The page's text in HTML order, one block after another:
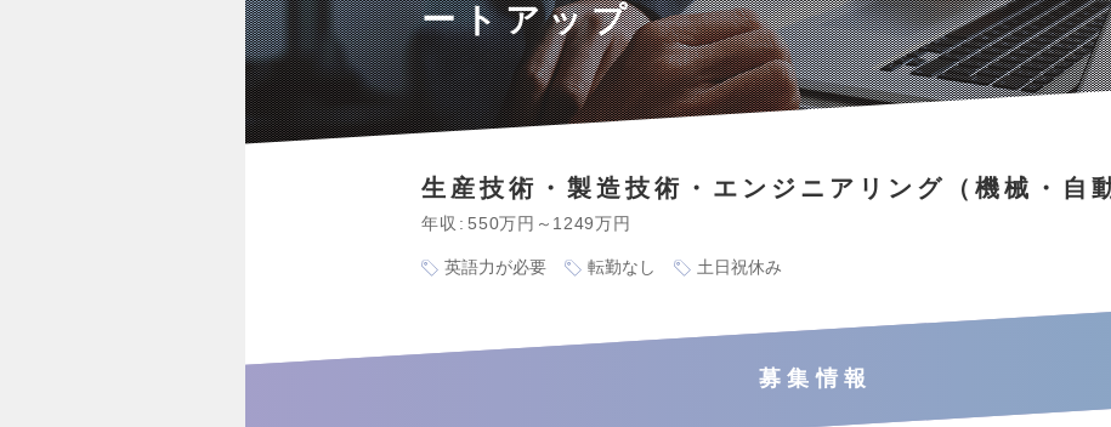
ートアップ
生産技術・製造技術・エンジニアリング（機械・自
年収 550万円～1249万円
英語力が必要 転勤なし 土日祝休み
募集情報